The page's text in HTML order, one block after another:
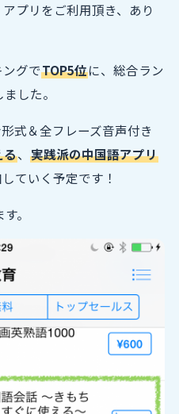
プリをご利用頂き、あり
グでTOP5位に、総合ラン
した。
式＆全フレーズ音声付き
る、 実践派の中国語アプリ
ていく予定です！
。